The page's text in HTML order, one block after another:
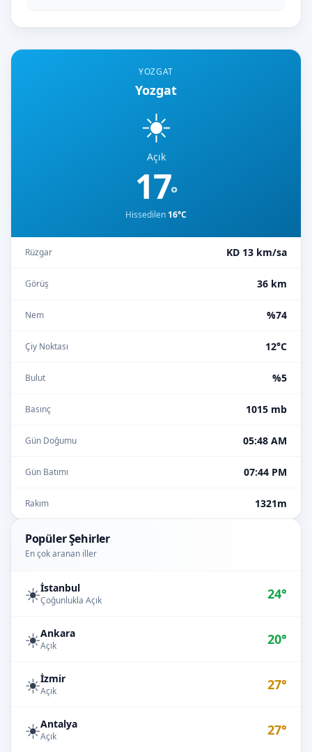
YOZGAT
Yozgat
☀️
Açık
17°
Hissedilen 16°C
Rüzgar KD 13 km/sa
Görüş 36 km
Nem %74
Çiy Noktası 12°C
Bulut %5
Basınç 1015 mb
Gün Doğumu 05:48 AM
Gün Batımı 07:44 PM
Rakım 1321m
Popüler Şehirler
En çok aranan iller
☀️İstanbul
Çoğunlukla Açık 24°
☀️Ankara
Açık 20°
☀️İzmir
Açık 27°
☀️Antalya
Açık 27°